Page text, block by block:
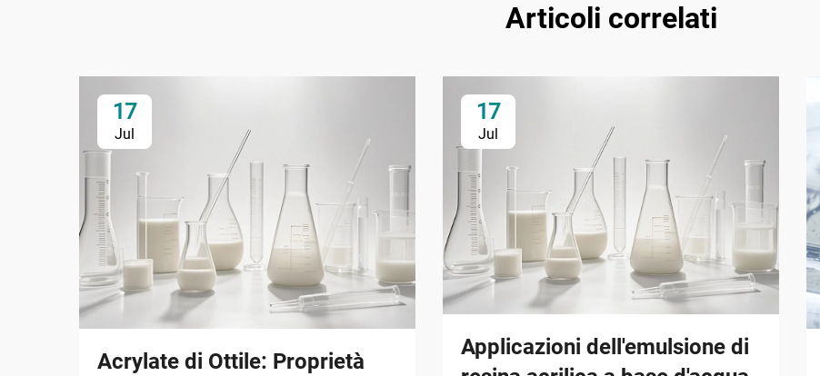
Articoli correlati
17
Jul
Acrylate di Ottile: Proprietà
17
Jul
Applicazioni dell'emulsione di